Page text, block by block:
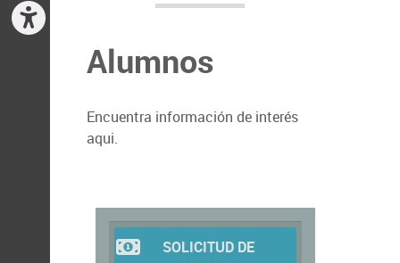
Alumnos
Encuentra información de interés
aqui.
SOLICITUD DE